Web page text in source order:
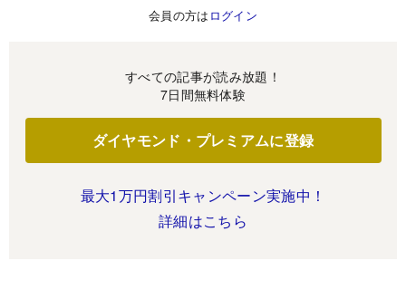
会員の方は ログイン
すべての記事が読み放題！
7日間無料体験
ダイヤモンド・プレミアムに登録
最大1万円割引キャンペーン実施中！
詳細はこちら